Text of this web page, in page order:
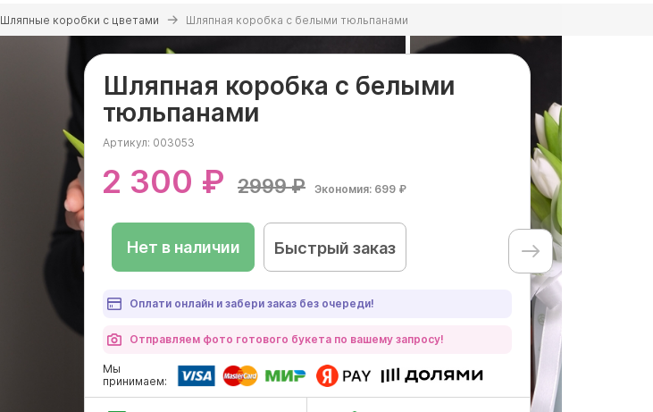
Шляпные коробки с цветами Шляпная коробка с белыми тюльпанами
Шляпная коробка с белыми
тюльпанами
Артикул: 003053
2 300 ₽ 2999 ₽ Экономия: 699 ₽
Нет в наличии Быстрый заказ
Оплати онлайн и забери заказ без очереди!
Отправляем фото готового букета по вашему запросу!
Мы
принимаем: